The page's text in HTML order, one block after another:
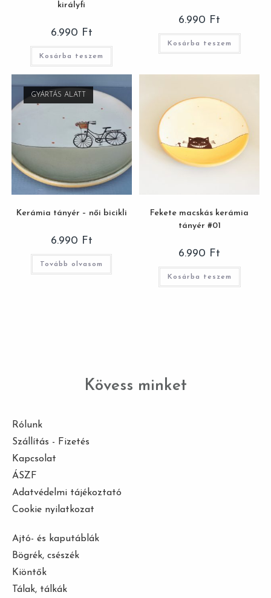
királyfi
6.990 Ft
Kosárba teszem
6.990 Ft
Kosárba teszem
GYÁRTÁS ALATT
Kerámia tányér – női bicikli
6.990 Ft
Tovább olvasom
Fekete macskás kerámia
tányér #01
6.990 Ft
Kosárba teszem
Kövess minket
Rólunk
Szállítás - Fizetés
Kapcsolat
ÁSZF
Adatvédelmi tájékoztató
Cookie nyilatkozat
Ajtó- és kaputáblák
Bögrék, csészék
Kiöntők
Tálak, tálkák